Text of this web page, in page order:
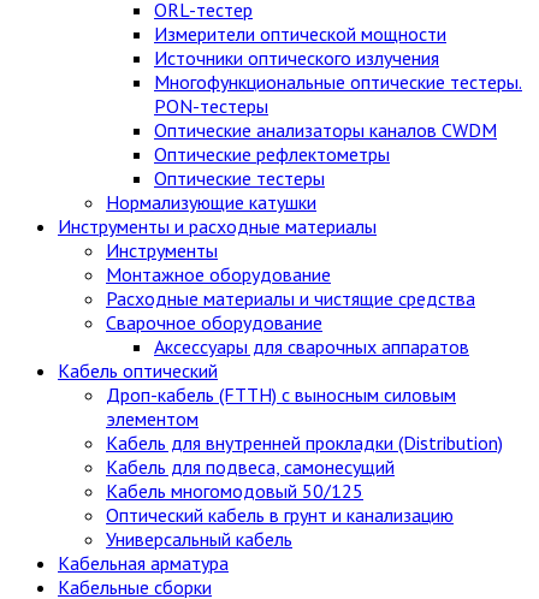
ORL-тестер
Измерители оптической мощности
Источники оптического излучения
Многофункциональные оптические тестеры.
PON-тестеры
Оптические анализаторы каналов CWDM
Оптические рефлектометры
Оптические тестеры
Нормализующие катушки
Инструменты и расходные материалы
Инструменты
Монтажное оборудование
Расходные материалы и чистящие средства
Сварочное оборудование
Аксессуары для сварочных аппаратов
Кабель оптический
Дроп-кабель (FTTH) с выносным силовым
элементом
Кабель для внутренней прокладки (Distribution)
Кабель для подвеса, самонесущий
Кабель многомодовый 50/125
Оптический кабель в грунт и канализацию
Универсальный кабель
Кабельная арматура
Кабельные сборки